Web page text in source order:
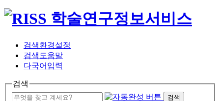
검색환경설정
검색도움말
다국어입력
검색
검색